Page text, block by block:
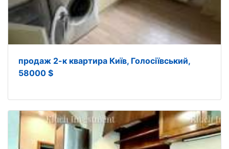
продаж 2-к квартира Київ, Голосіївський,
58000 $